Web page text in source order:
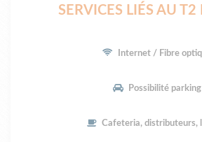
SERVICES LIÉS AU T2
Internet / Fibre
Possibilité parking
Cafeteria, distributeurs,